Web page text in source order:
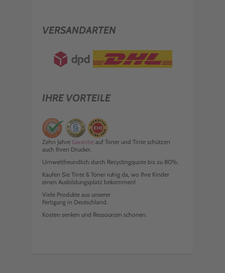
VERSANDARTEN
IHRE VORTEILE
Zehn Jahre Garantie auf Toner und Tinte schützen
auch Ihren Drucker.
Umweltfreundlich durch Recyclingquote bis zu 80%.
Kaufen Sie Tinte & Toner ruhig da, wo Ihre Kinder
einen Ausbildungsplatz bekommen!
Viele Produkte aus unserer
Fertigung in Deutschland.
Kosten senken und Ressourcen schonen.